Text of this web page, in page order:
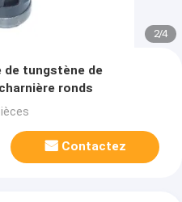
2/4
de tungstène de
ronds
Contactez